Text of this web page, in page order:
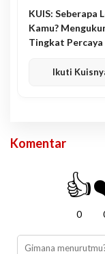
KUIS: Seberapa
Kamu?
Tingkat Percaya
Ikuti
Komentar
👍
0